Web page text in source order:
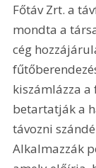
Főtáv Zrt. a
mondta a
cég
kiszámlázza
betartatják a
távozni
Alkalmazzák